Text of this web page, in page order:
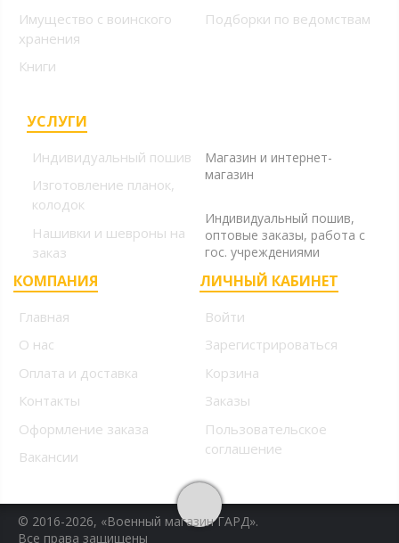
Имущество с воинского
хранения
Подборки по ведомствам
Книги
УСЛУГИ
Индивидуальный пошив
Изготовление планок,
колодок
Нашивки и шевроны на
заказ
Магазин и интернет-
магазин
Индивидуальный пошив,
оптовые заказы, работа с
гос. учреждениями
КОМПАНИЯ
Главная
О нас
Оплата и доставка
Контакты
Оформление заказа
Вакансии
ЛИЧНЫЙ КАБИНЕТ
Войти
Зарегистрироваться
Корзина
Заказы
Пользовательское
соглашение
© 2016-2026, «Военный магазин ГАРД».
Все права защищены